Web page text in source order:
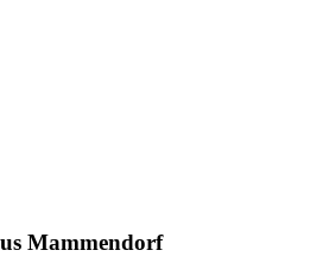
Mammendorf